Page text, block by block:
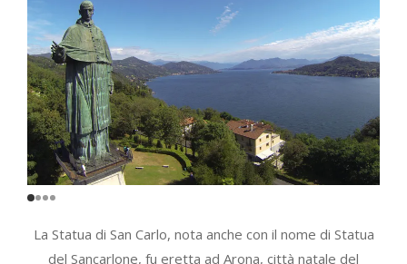
La Statua di San Carlo, nota anche con il nome di Statua
del Sancarlone, fu eretta ad Arona, città natale del